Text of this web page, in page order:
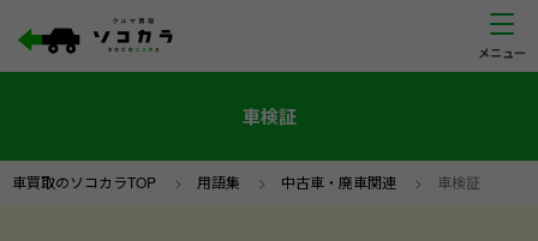
車検証
車買取のソコカラTOP > 用語集 > 中古車・廃車関連 > 車検証